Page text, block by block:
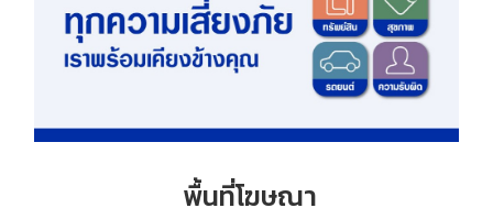
พื้นที่โฆษณา